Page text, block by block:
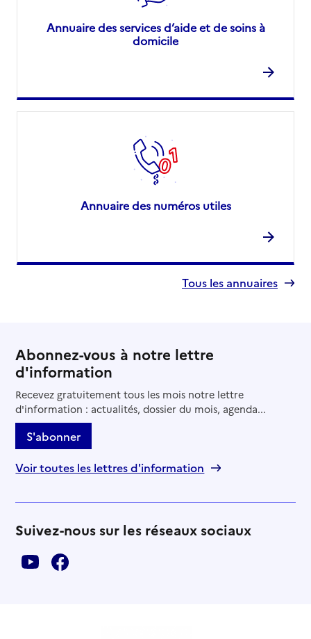
Annuaire des services d’aide et de soins à
domicile
Annuaire des numéros utiles
Tous les annuaires
Abonnez-vous à notre lettre
d'information
Recevez gratuitement tous les mois notre lettre
d'information : actualités, dossier du mois, agenda...
S'abonner
Voir toutes les lettres d'information
Suivez-nous sur les réseaux sociaux